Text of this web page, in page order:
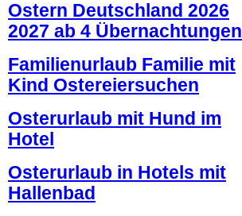
Ostern Deutschland 2026
2027 ab 4 Übernachtungen
Familienurlaub Familie mit
Kind Ostereiersuchen
Osterurlaub mit Hund im
Hotel
Osterurlaub in Hotels mit
Hallenbad